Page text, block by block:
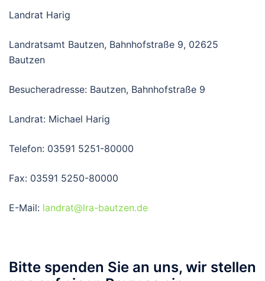
Landrat Harig
Landratsamt Bautzen, Bahnhofstraße 9, 02625
Bautzen
Besucheradresse: Bautzen, Bahnhofstraße 9
Landrat: Michael Harig
Telefon: 03591 5251-80000
Fax: 03591 5250-80000
E-Mail: landrat@lra-bautzen.de
Bitte spenden Sie an uns, wir stellen